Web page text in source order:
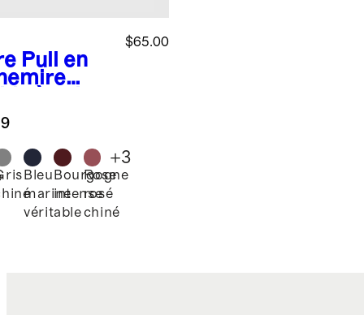
Pull en
$65.00
Bleu
marine
véritable
Bourgogne
intense
Rose
rosé
chiné
+3